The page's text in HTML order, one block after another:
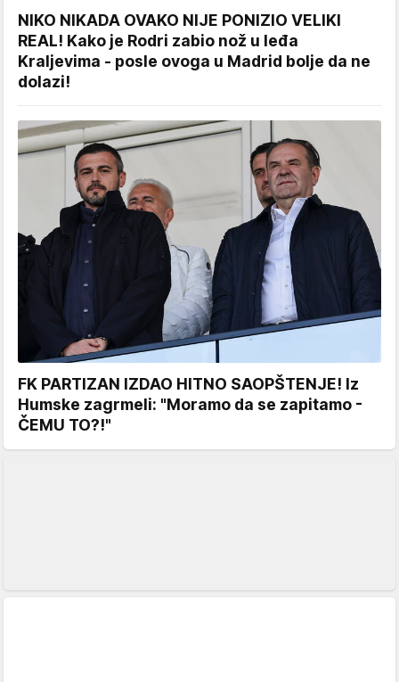
NIKO NIKADA OVAKO NIJE PONIZIO VELIKI
REAL! Kako je Rodri zabio nož u leđa
Kraljevima - posle ovoga u Madrid bolje da ne
dolazi!
FK PARTIZAN IZDAO HITNO SAOPŠTENJE! Iz
Humske zagrmeli: "Moramo da se zapitamo -
ČEMU TO?!"